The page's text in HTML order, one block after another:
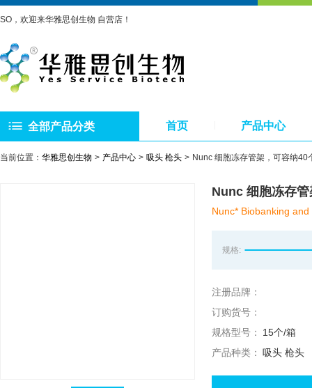
SO，欢迎来华雅思创生物 自营店！
全部产品分类 首页 产品中心
当前位置： 华雅思创生物 产品中心 吸头 枪头 Nunc 细胞冻存管架，可容纳40
Nunc 细胞冻存
Nunc* Biobanking
规格:
注册品牌：
订购货号：
规格型号：
15个/箱
产品种类： 吸头 枪头